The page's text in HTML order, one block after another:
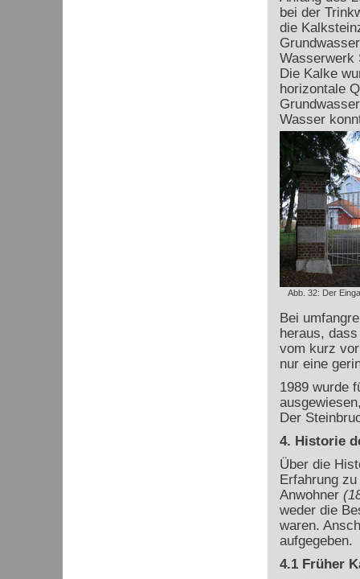
bei der
die
Wasserwerk
Die Kalke
horizontale
Wasser
Abb. 32: Der
Bei
heraus,
vom kurz
nur eine
1989 wurde
Der
4. Historie
Über die
Erfahrung
Anwohner
weder die
waren.
aufgegeben.
4.1 Früher